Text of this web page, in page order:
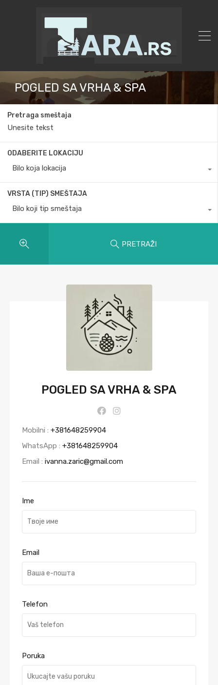
POGLED SA VRHA & SPA
Pretraga smeštaja
ODABERITE LOKACIJU
Bilo koja lokacija
VRSTA (TIP) SMEŠTAJA
Bilo koji tip smeštaja
PRETRAŽI
POGLED SA VRHA & SPA
Mobilni : +381648259904
WhatsApp : +381648259904
Email : ivanna.zaric@gmail.com
Ime
Email
Telefon
Poruka